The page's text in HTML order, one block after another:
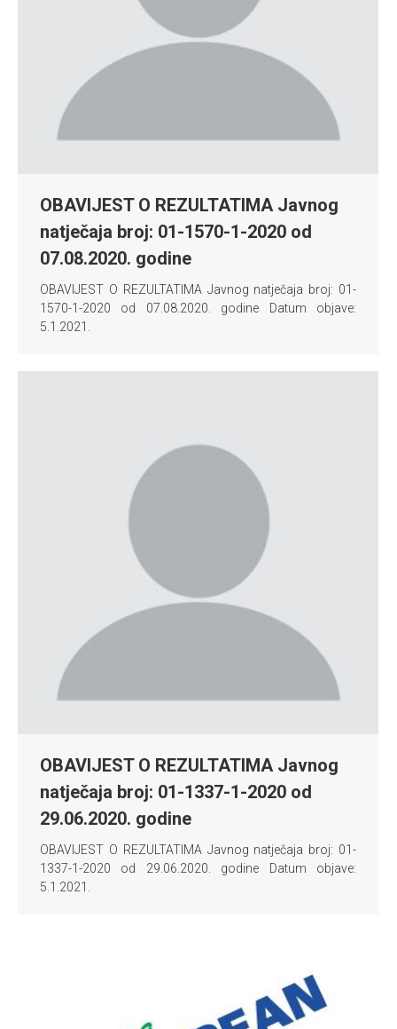
OBAVIJEST O REZULTATIMA Javnog
natječaja broj: 01-1570-1-2020 od
07.08.2020. godine
OBAVIJEST O REZULTATIMA Javnog natječaja broj: 01-
1570-1-2020 od 07.08.2020. godine Datum objave:
5.1.2021.
OBAVIJEST O REZULTATIMA Javnog
natječaja broj: 01-1337-1-2020 od
29.06.2020. godine
OBAVIJEST O REZULTATIMA Javnog natječaja broj: 01-
1337-1-2020 od 29.06.2020. godine Datum objave:
5.1.2021.